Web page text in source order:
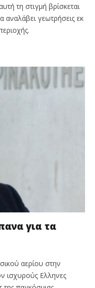
τη στιγμή βρίσκεται
γεωτρήσεις εκ
για τα
αερίου στην
ισχυρούς Ελληνες